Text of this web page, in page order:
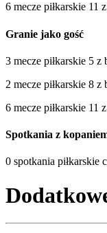
6 mecze piłkarskie 11
Granie jako gość
3 mecze piłkarskie 5 z
2 mecze piłkarskie 8 z
6 mecze piłkarskie 11
Spotkania z
0 spotkania piłkarskie